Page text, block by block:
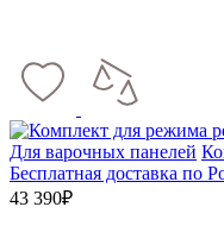
Для варочных панелей
Бесплатная доставка по
43 390₽